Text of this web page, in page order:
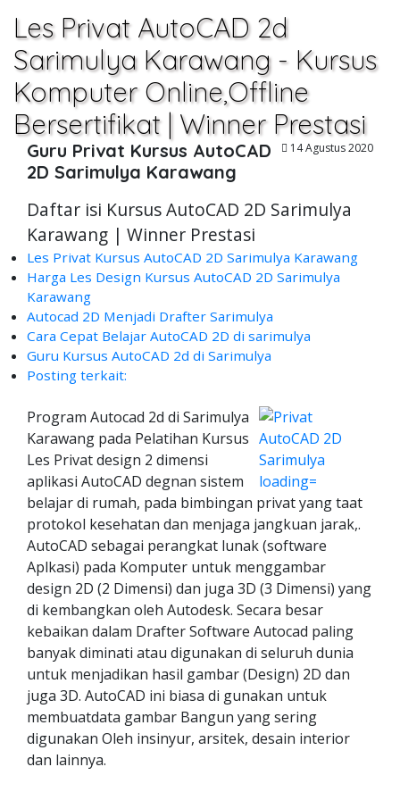
Les Privat AutoCAD 2d
Sarimulya Karawang - Kursus
Komputer Online,Offline
Bersertifikat | Winner Prestasi
14 Agustus 2020
Guru Privat Kursus AutoCAD
2D Sarimulya Karawang
Daftar isi Kursus AutoCAD 2D Sarimulya
Karawang | Winner Prestasi
Les Privat Kursus AutoCAD 2D Sarimulya Karawang
Harga Les Design Kursus AutoCAD 2D Sarimulya
Karawang
Autocad 2D Menjadi Drafter Sarimulya
Cara Cepat Belajar AutoCAD 2D di sarimulya
Guru Kursus AutoCAD 2d di Sarimulya
Posting terkait:
Program Autocad 2d di Sarimulya
Karawang pada Pelatihan Kursus
Les Privat design 2 dimensi
aplikasi AutoCAD degnan sistem
belajar di rumah, pada bimbingan privat yang taat
protokol kesehatan dan menjaga jangkuan jarak,.
AutoCAD sebagai perangkat lunak (software
Aplkasi) pada Komputer untuk menggambar
design 2D (2 Dimensi) dan juga 3D (3 Dimensi) yang
di kembangkan oleh Autodesk. Secara besar
kebaikan dalam Drafter Software Autocad paling
banyak diminati atau digunakan di seluruh dunia
untuk menjadikan hasil gambar (Design) 2D dan
juga 3D. AutoCAD ini biasa di gunakan untuk
membuatdata gambar Bangun yang sering
digunakan Oleh insinyur, arsitek, desain interior
dan lainnya.